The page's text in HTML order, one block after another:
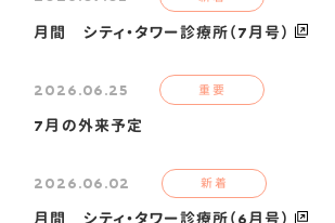
月間 シティ・タワー診療所（7月号）
2026.06.25 重要
7月の外来予定
2026.06.02 新着
月間 シティ・タワー診療所（6月号）